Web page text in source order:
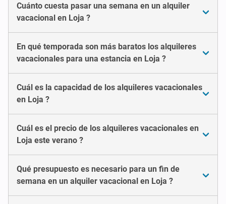
Cuánto cuesta pasar una semana en un alquiler
vacacional en Loja ?
En qué temporada son más baratos los alquileres
vacacionales para una estancia en Loja ?
Cuál es la capacidad de los alquileres vacacionales
en Loja ?
Cuál es el precio de los alquileres vacacionales en
Loja este verano ?
Qué presupuesto es necesario para un fin de
semana en un alquiler vacacional en Loja ?